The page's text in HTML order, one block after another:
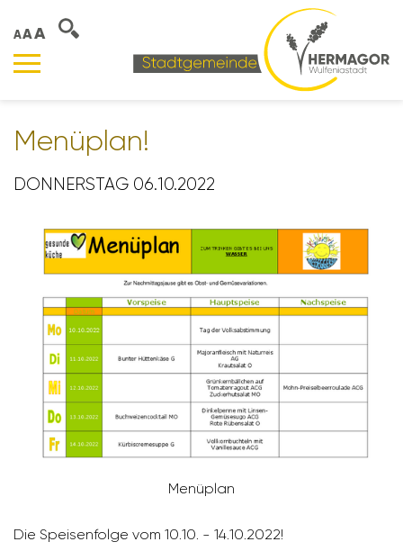
AAA
Menü­plan!
DONNERSTAG 06.10.2022
Menü­plan
Die Spei­sen­folge vom 10.10. - 14.10.2022!